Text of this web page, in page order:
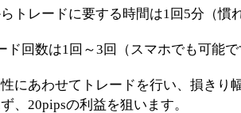
トレードに要する時間は1回5分（慣
ド回数は1回～3回（スマホでも可能
にあわせてトレードを行い、損きり
、20pipsの利益を狙います。